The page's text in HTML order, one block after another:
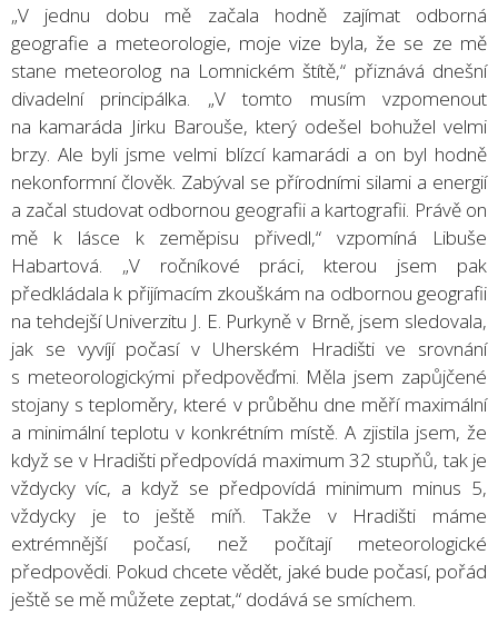
„V jednu dobu mě začala hodně zajímat odborná
geografie a meteorologie, moje vize byla, že se ze mě
stane meteorolog na Lomnickém štítě,“ přiznává dnešní
divadelní principálka. „V tomto musím vzpomenout
na kamaráda Jirku Barouše, který odešel bohužel velmi
brzy. Ale byli jsme velmi blízcí kamarádi a on byl hodně
nekonformní člověk. Zabýval se přírodními silami a energií
a začal studovat odbornou geografii a kartografii. Právě on
mě k lásce k zeměpisu přivedl,“ vzpomíná Libuše
Habartová. „V ročníkové práci, kterou jsem pak
předkládala k přijímacím zkouškám na odbornou geografii
na tehdejší Univerzitu J. E. Purkyně v Brně, jsem sledovala,
jak se vyvíjí počasí v Uherském Hradišti ve srovnání
s meteorologickými předpověďmi. Měla jsem zapůjčené
stojany s teploměry, které v průběhu dne měří maximální
a minimální teplotu v konkrétním místě. A zjistila jsem, že
když se v Hradišti předpovídá maximum 32 stupňů, tak je
vždycky víc, a když se předpovídá minimum minus 5,
vždycky je to ještě míň. Takže v Hradišti máme
extrémnější počasí, než počítají meteorologické
předpovědi. Pokud chcete vědět, jaké bude počasí, pořád
ještě se mě můžete zeptat,“ dodává se smíchem.